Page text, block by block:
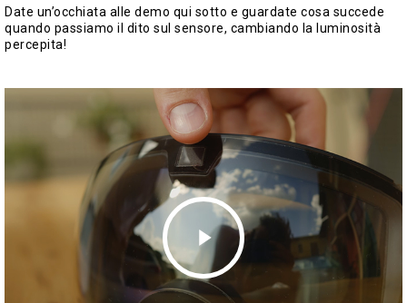
Date un’occhiata alle demo qui sotto e guardate cosa succede
quando passiamo il dito sul sensore, cambiando la luminosità
percepita!